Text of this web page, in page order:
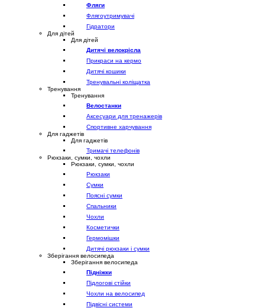
Фляги
Флягоутримувачі
Гідратори
Для дітей
Для дітей
Дитячі велокрісла
Прикраси на кермо
Дитячі кошики
Тренувальні коліщатка
Тренування
Тренування
Велостанки
Аксесуари для тренажерів
Спортивне харчування
Для гаджетів
Для гаджетів
Тримачі телефонів
Рюкзаки, сумки, чохли
Рюкзаки, сумки, чохли
Рюкзаки
Сумки
Поясні сумки
Спальники
Чохли
Косметички
Гермомішки
Дитячі рюкзаки і сумки
Зберігання велосипеда
Зберігання велосипеда
Підніжки
Підлогові стійки
Чохли на велосипед
Підвісні системи